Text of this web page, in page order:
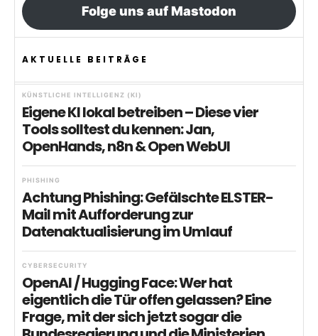
Folge uns auf Mastodon
AKTUELLE BEITRÄGE
KÜNSTLICHE INTELLIGENZ (KI)
Eigene KI lokal betreiben – Diese vier
Tools solltest du kennen: Jan,
OpenHands, n8n & Open WebUI
PHISHING
Achtung Phishing: Gefälschte ELSTER-
Mail mit Aufforderung zur
Datenaktualisierung im Umlauf
CYBERSECURITY
OpenAI / Hugging Face: Wer hat
eigentlich die Tür offen gelassen? Eine
Frage, mit der sich jetzt sogar die